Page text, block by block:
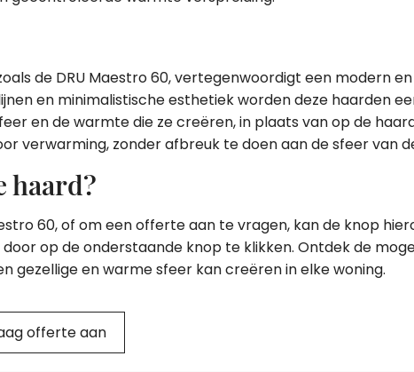
de DRU Maestro 60, vertegenwoordigt een modern
en minimalistische esthetiek worden deze haarden
en de warmte die ze creëren, in plaats van op de
verwarming, zonder afbreuk te doen aan de sfeer van
haard?
60, of om een offerte aan te vragen, kan de knop
op de onderstaande knop te klikken. Ontdek de
gezellige en warme sfeer kan creëren in elke woning.
offerte aan